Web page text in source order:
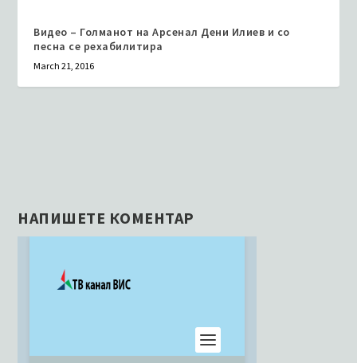
Видео – Голманот на Арсенал Дени Илиев и со
песна се рехабилитира
March 21, 2016
НАПИШЕТЕ КОМЕНТАР